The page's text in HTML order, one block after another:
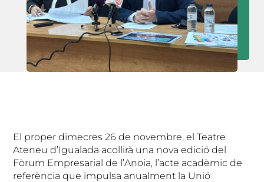
El proper dimecres 26 de novembre, el Teatre
Ateneu d’Igualada acollirà una nova edició del
Fòrum Empresarial de l’Anoia, l’acte acadèmic de
referència que impulsa anualment la Unió